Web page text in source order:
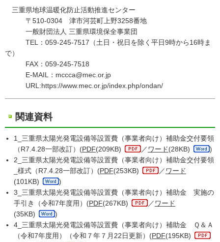
三重県地球温暖化防止活動推進センター
〒510-0304 津市河芸町上野3258番地
一般財団法人 三重県環境保全事業団
TEL：059-245-7517（土日・祝日を除く平日9時から16時ま
で）
FAX：059-245-7518
E-MAIL：mccca@mec.or.jp
URL:https://www.mec.or.jp/index.php/ondan/
関連資料
1_三重県太陽光発電設備等設置費（事業者向け）補助金交付要領
（R7.4.28一部改訂）(PDF(209KB) ／ ワード(28KB)
)
2_三重県太陽光発電設備等設置費（事業者向け）補助金交付要領
_様式（R7.4.28一部改訂）(PDF(253KB) ／ ワード
(101KB)
)
3_三重県太陽光発電設備等設置費（事業者向け）補助金 実施の
手引き（令和7年度用）(PDF(267KB) ／ ワード
(35KB)
)
4_三重県太陽光発電設備等設置費（事業者向け）補助金 Ｑ＆Ａ
（令和7年度用）（令和７年７月22日更新）(PDF(195KB)